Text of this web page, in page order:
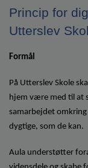
Princip for
Utterslev
Formål
På Utterslev Skole
hjem være med til at
samarbejdet omkring
dygtige, som de kan.
Aula understøtter